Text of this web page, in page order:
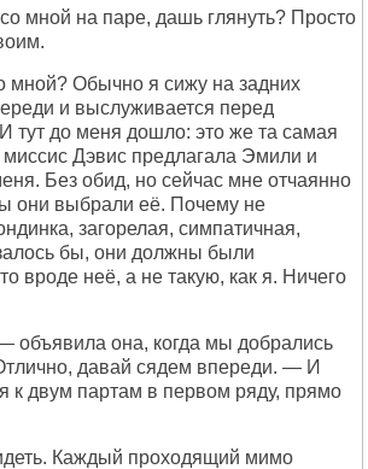
мной на паре, дашь глянуть? Просто
мной? Обычно я сижу на задних
и выслуживается перед
тут до меня дошло: это же та самая
Дэвис предлагала Эмили и
Без обид, но сейчас мне отчаянно
они выбрали её. Почему не
загорелая, симпатичная,
бы, они должны были
вроде неё, а не такую, как я. Ничего
она, когда мы добрались
давай сядем впереди. — И
к двум партам в первом ряду, прямо
Каждый проходящий мимо